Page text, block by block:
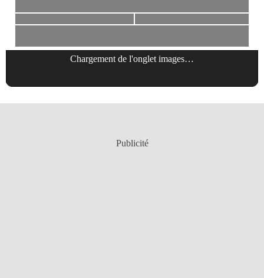
Chargement de l'onglet images…
Publicité